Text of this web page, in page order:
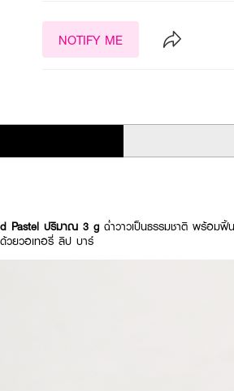
NOTIFY ME
Pastel ปริมาณ 3 g ฉ่ำวาวเป็นธรรมชาติ พร้อมฟิ้
วยวอเทอรี่ ลิป บาร์